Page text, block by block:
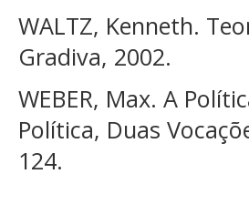
WALTZ, Kenneth.
Gradiva, 2002.
WEBER, Max. A
Política, Duas
124.